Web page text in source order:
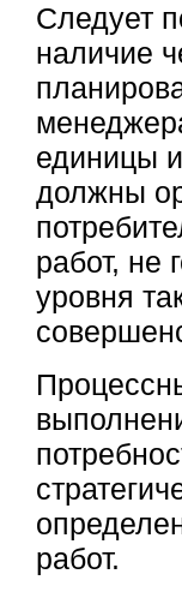
Следует
наличие
единицы
должны
работ, не
уровня
работ.